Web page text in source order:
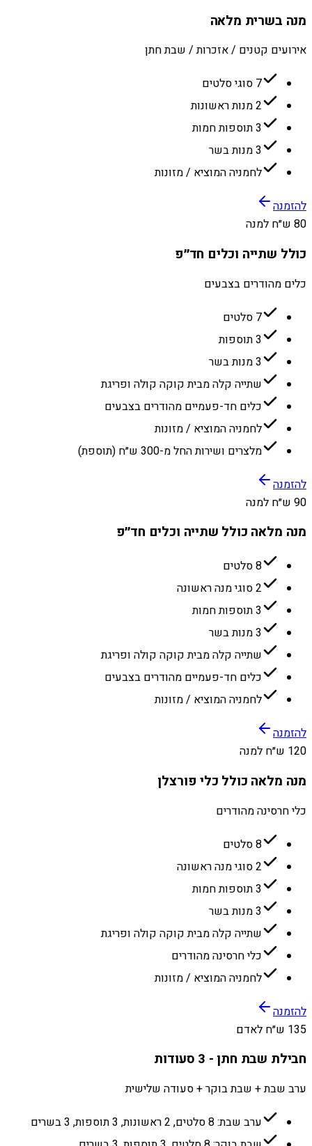
מנה בשרית מלאה
אירועים קטנים / אזכרות / שבת חתן
7 סוגי סלטים
2 מנות ראשונות
3 תוספות חמות
3 מנות בשר
לחמניה המוציא / מזונות
להזמנה
80 ש״ח למנה
כולל שתייה וכלים חד״פ
כלים מהודרים בצבעים
7 סלטים
3 תוספות
3 מנות בשר
שתייה קלה מבית קוקה קולה ופריגת
כלים חד-פעמיים מהודרים בצבעים
לחמניה המוציא / מזונות
מלצרים ושירות החל מ-300 ש״ח (תוספת)
להזמנה
90 ש״ח למנה
מנה מלאה כולל שתייה וכלים חד״פ
8 סלטים
2 סוגי מנה ראשונה
3 תוספות חמות
3 מנות בשר
שתייה קלה מבית קוקה קולה ופריגת
כלים חד-פעמיים מהודרים בצבעים
לחמניה המוציא / מזונות
להזמנה
120 ש״ח למנה
מנה מלאה כולל כלי פורצלן
כלי חרסינה מהודרים
8 סלטים
2 סוגי מנה ראשונה
3 תוספות חמות
3 מנות בשר
שתייה קלה מבית קוקה קולה ופריגת
כלי חרסינה מהודרים
לחמניה המוציא / מזונות
להזמנה
135 ש״ח לאדם
חבילת שבת חתן - 3 סעודות
ערב שבת + שבת בוקר + סעודה שלישית
ערב שבת: 8 סלטים, 2 ראשונות, 3 תוספות, 3 בשרים